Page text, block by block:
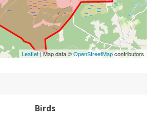
Leaflet| Map data ©OpenStreetMapcontributors
Birds